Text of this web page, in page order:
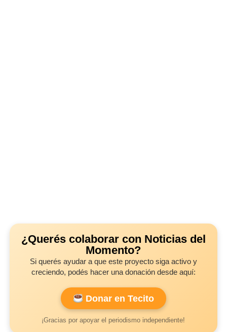
¿Querés colaborar con Noticias del
Momento?
Si querés ayudar a que este proyecto siga activo y
creciendo, podés hacer una donación desde aquí:
Donar en Tecito
¡Gracias por apoyar el periodismo independiente!